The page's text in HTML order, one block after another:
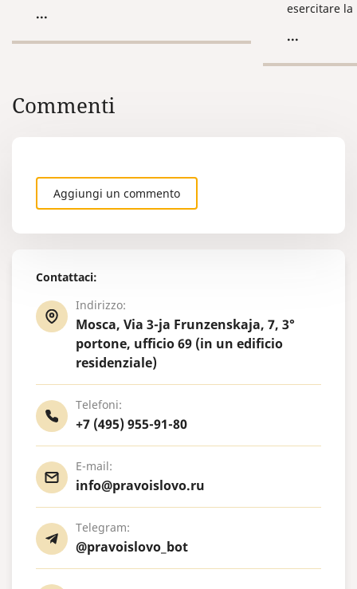
Contattaci:
Indirizzo:
Mosca, Via 3-ja Frunzenskaja, 7, 3°
portone, ufficio 69 (in un edificio
residenziale)
Telefoni:
+7 (495) 955-91-80
E-mail:
info@pravoislovo.ru
Telegram:
@pravoislovo_bot
modificato nel corso del tempo. La
lingua è parlata in Spagna
...
esercitare
...
Commenti
Aggiungi un commento